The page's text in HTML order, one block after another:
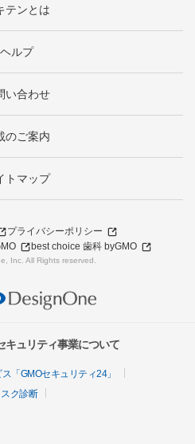
テンとは
ヘルプ
い合わせ
のご案内
トマップ
プライバシーポリシー
best choice 歯科 byGMO
Inc. All Rights reserved.
キュリティ事業について
「GMOセキュリティ24」
ク診断